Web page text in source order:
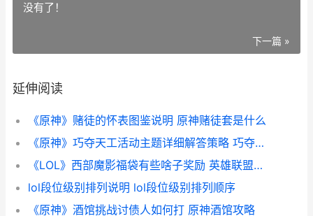
没有了！
下一篇 »
延伸阅读
《原神》赌徒的怀表图鉴说明 原神赌徒套是什么
《原神》巧夺天工活动主题详细解答策略 巧夺天什么-
《LOL》西部魔影福袋有些啥子奖励 英雄联盟西部魔影特效怎么样
lol段位级别排列说明 lol段位级别排列顺序
《原神》酒馆挑战讨债人如何打 原神酒馆攻略